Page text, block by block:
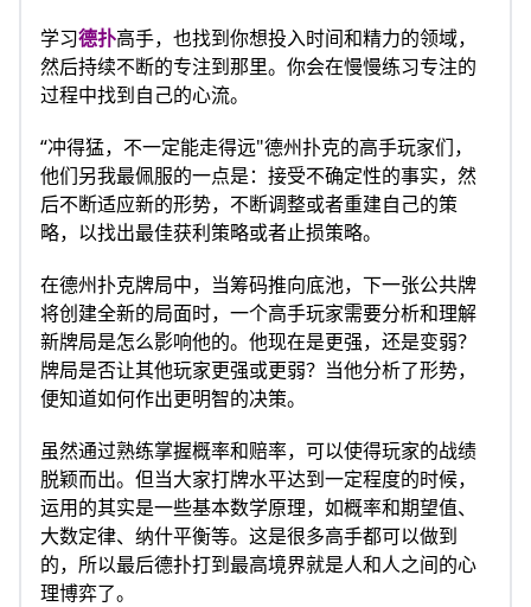
学习德扑高手，也找到你想投入时间和精力的领域，
然后持续不断的专注到那里。你会在慢慢练习专注的
过程中找到自己的心流。
“冲得猛，不一定能走得远"德州扑克的高手玩家们，
他们另我最佩服的一点是：接受不确定性的事实，然
后不断适应新的形势，不断调整或者重建自己的策
略，以找出最佳获利策略或者止损策略。
在德州扑克牌局中，当筹码推向底池，下一张公共牌
将创建全新的局面时，一个高手玩家需要分析和理解
新牌局是怎么影响他的。他现在是更强，还是变弱？
牌局是否让其他玩家更强或更弱？当他分析了形势，
便知道如何作出更明智的决策。
虽然通过熟练掌握概率和赔率，可以使得玩家的战绩
脱颖而出。但当大家打牌水平达到一定程度的时候，
运用的其实是一些基本数学原理，如概率和期望值、
大数定律、纳什平衡等。这是很多高手都可以做到
的，所以最后德扑打到最高境界就是人和人之间的心
理博弈了。